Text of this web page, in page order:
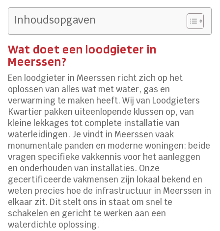
Inhoudsopgaven
Wat doet een loodgieter in
Meerssen?
Een loodgieter in Meerssen richt zich op het
oplossen van alles wat met water, gas en
verwarming te maken heeft. Wij van Loodgieters
Kwartier pakken uiteenlopende klussen op, van
kleine lekkages tot complete installatie van
waterleidingen. Je vindt in Meerssen vaak
monumentale panden en moderne woningen: beide
vragen specifieke vakkennis voor het aanleggen
en onderhouden van installaties. Onze
gecertificeerde vakmensen zijn lokaal bekend en
weten precies hoe de infrastructuur in Meerssen in
elkaar zit. Dit stelt ons in staat om snel te
schakelen en gericht te werken aan een
waterdichte oplossing.